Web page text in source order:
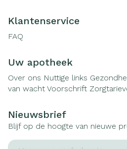
Klantenservice
FAQ
Uw apotheek
Over ons Nuttige links
van wacht Voorschrift
Nieuwsbrief
Blijf op de hoogte van nieuwe
E-mail adres